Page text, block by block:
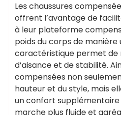
Les chaussures
offrent l’avantage de
à leur plateforme
poids du corps de
caractéristique permet de
d’aisance et de stabilité.
compensées non
hauteur et du style, mais
un confort
marche plus fluide et